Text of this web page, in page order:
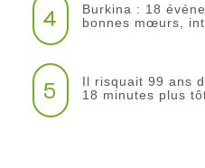
4
Burkina : 18
bonnes mœurs,
5
Il risquait 99 ans
18 minutes plus